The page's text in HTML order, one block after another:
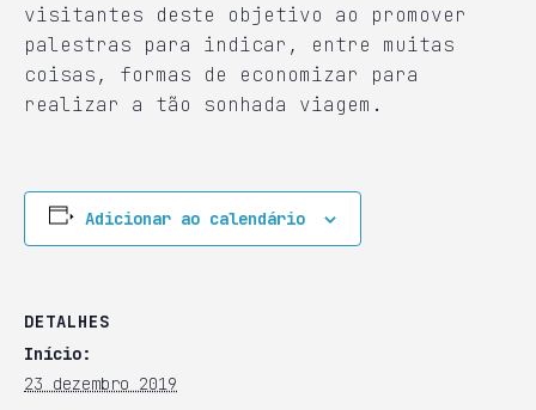
visitantes deste objetivo ao promover
palestras para indicar, entre muitas
coisas, formas de economizar para
realizar a tão sonhada viagem.
Adicionar ao calendário
DETALHES
Início:
23 dezembro 2019